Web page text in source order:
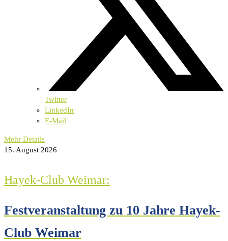
Twitter
LinkedIn
E-Mail
Mehr Details
15. August 2026
Hayek-Club Weimar:
Festveranstaltung zu 10 Jahre Hayek-
Club Weimar